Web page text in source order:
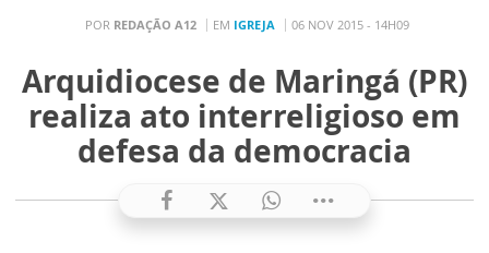
POR REDAÇÃO A12 EM IGREJA 06 NOV 2015 - 14H09
Arquidiocese de Maringá (PR)
realiza ato interreligioso em
defesa da democracia